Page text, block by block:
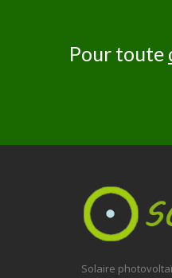
Pour toute
Solaire